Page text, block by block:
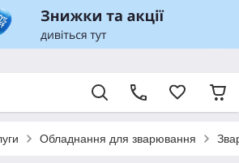
Обладнання для зварювання